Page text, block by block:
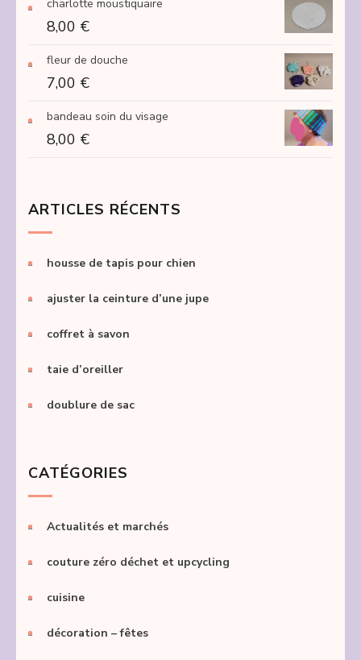
charlotte moustiquaire
8,00 €
fleur de douche
7,00 €
bandeau soin du visage
8,00 €
ARTICLES RÉCENTS
housse de tapis pour chien
ajuster la ceinture d’une jupe
coffret à savon
taie d’oreiller
doublure de sac
CATÉGORIES
Actualités et marchés
couture zéro déchet et upcycling
cuisine
décoration – fêtes